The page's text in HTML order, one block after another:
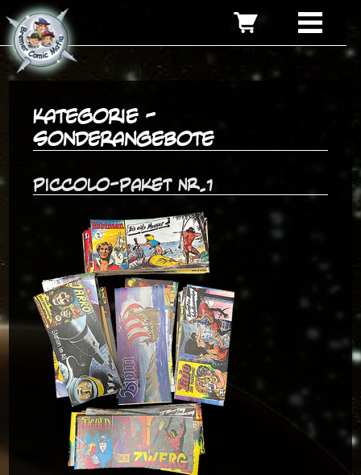
Kategorie -
Sonderangebote
Piccolo-Paket Nr.1